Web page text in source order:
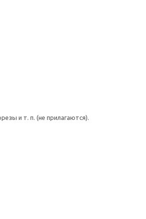
и т. п. (не прилагаются).